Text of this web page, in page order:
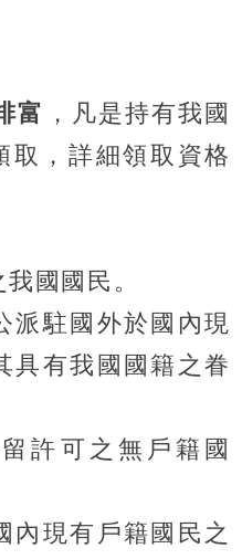
富 ，凡是持有我國
取，詳細領取資格
國國民。
派駐國外於國內現
具有我國國籍之眷
許可之無戶籍國
內現有戶籍國民之